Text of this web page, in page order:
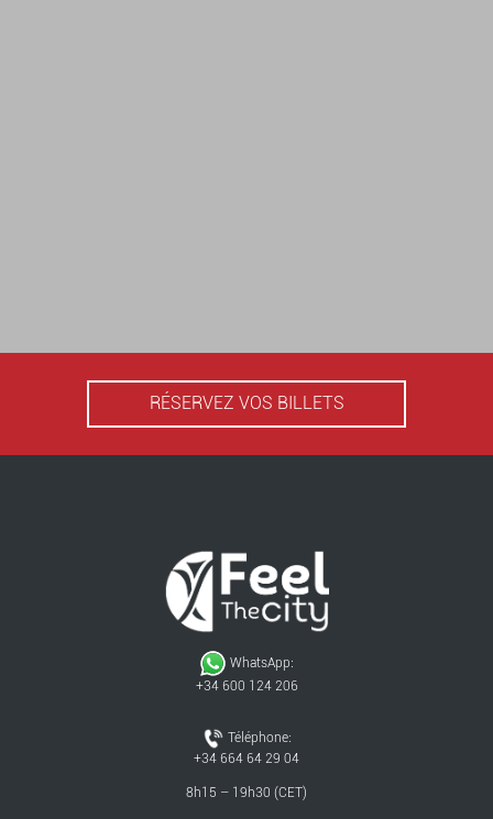
RÉSERVEZ VOS BILLETS
WhatsApp:
+34 600 124 206
Téléphone:
+34 664 64 29 04
8h15 – 19h30 (CET)